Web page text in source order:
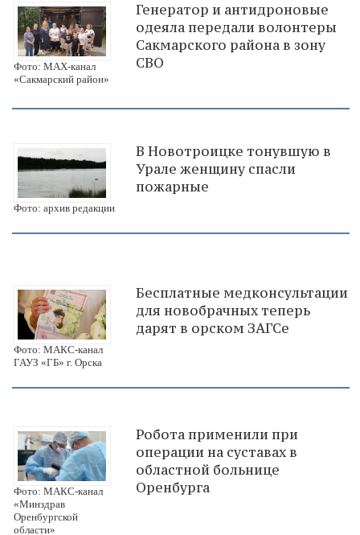
Фото: МАХ-канал
«Сакмарский район»
Генератор и антидроновые
одеяла передали волонтеры
Сакмарского района в зону
СВО
Фото: архив редакции
В Новотроицке тонувшую в
Урале женщину спасли
пожарные
Фото: МАКС-канал
ГАУЗ «ГБ» г. Орска
Бесплатные медконсультации
для новобрачных теперь
дарят в орском ЗАГСе
Фото: МАКС-канал
«Минздрав
Оренбургской
области»
Робота применили при
операции на суставах в
областной больнице
Оренбурга